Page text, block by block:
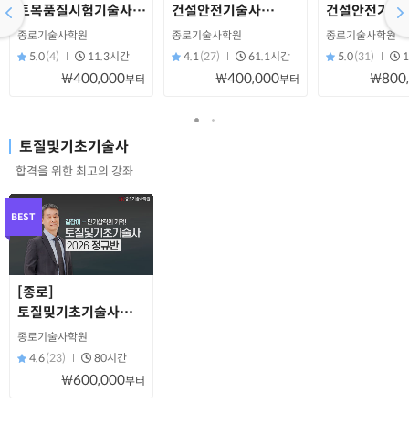
토목품질시험기술사
특강반(2026)
종로기술사학원
5.0(4) 11.3시간
₩400,000부터
건설안전기술사
정규반
종로기술사학원
4.1 (27) 61.1시간
₩400,000부터
건설안전기술
장판지반
종로기술사학원
5.0(31)
토질및기초기술사
합격을 위한 최고의 강좌
BEST
[종로]
토질및기초기술사
정규반(2026년 대비)
종로기술사학원
4.6(23) 80시간
₩600,000부터